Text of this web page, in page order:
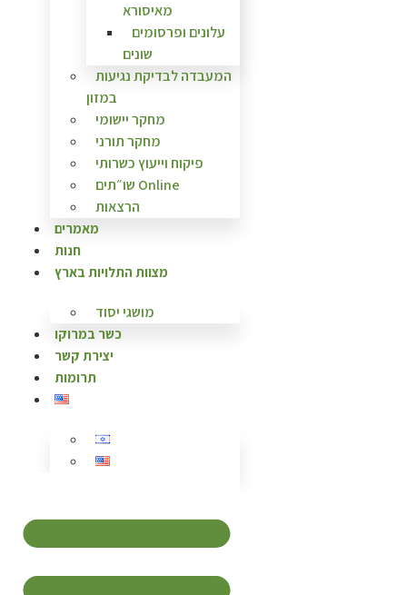
מאיסורא
עלונים ופרסומים
שונים
המעבדה לבדיקת נגיעות
במזון
מחקר יישומי
מחקר תורני
פיקוח וייעוץ כשרותי
שו״תים Online
הרצאות
מאמרים
חנות
מצוות התלויות בארץ
מושגי יסוד
כשר במרוקו
יצירת קשר
תרומות